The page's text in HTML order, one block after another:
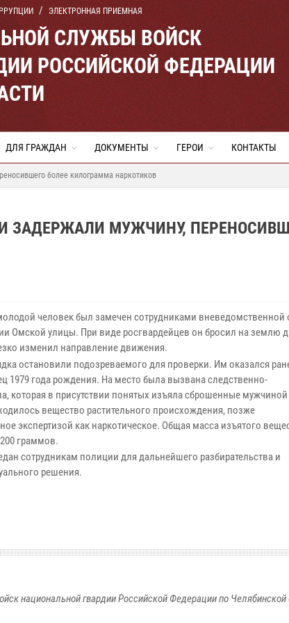
ЭЛЕКТРОННАЯ ПРИЕМНАЯ
СЛУЖБЫ ВОЙСК
РОССИЙСКОЙ ФЕДЕРАЦИИ
ДЛЯ ГРАЖДАН ДОКУМЕНТЫ ГЕРОИ КОНТАКТЫ
более килограмма наркотиков
ЗАДЕРЖАЛИ МУЖЧИНУ,
человек был замечен сотрудниками вневедомственной
Омской улицы. При виде росгвардейцев он бросил на землю
изменил направление движения.
остановили подозреваемого для проверки. Им оказался
1979 года рождения. На место была вызвана следственно-
которая в присутствии понятых изъяла сброшенные мужчиной
вещество растительного происхождения, позже
экспертизой как наркотическое. Общая масса изъятого
граммов.
сотрудникам полиции для дальнейшего разбирательства и
решения.
национальной гвардии Российской Федерации по Челябинской